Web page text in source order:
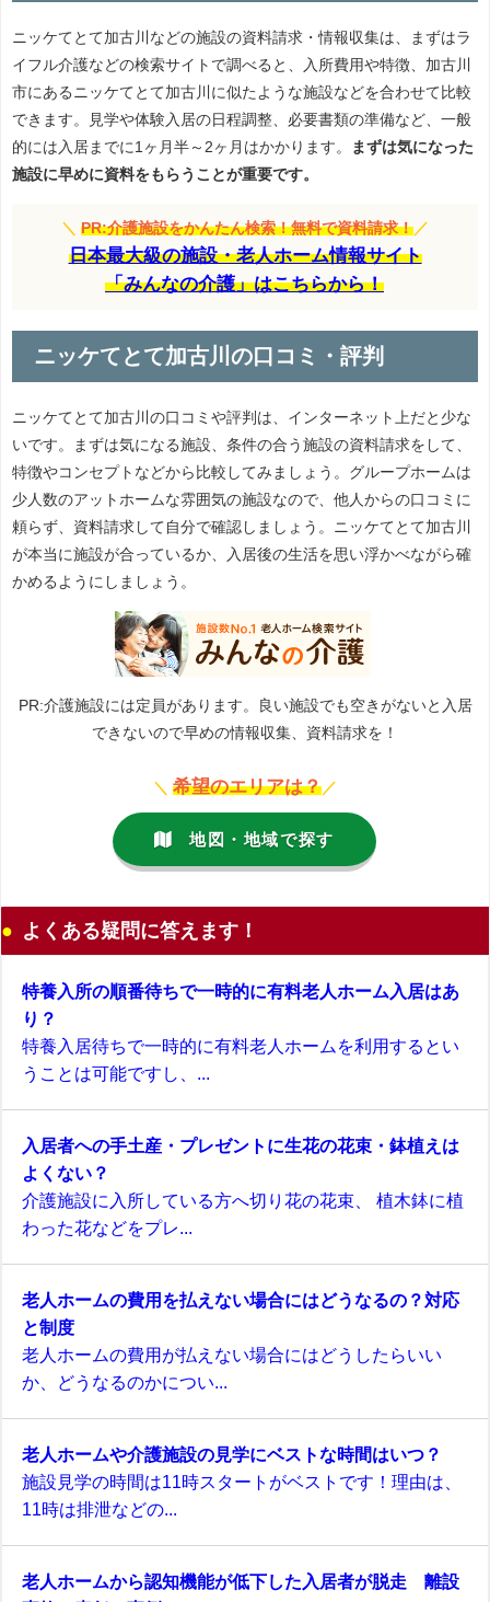
ニッケてとて加古川などの施設の資料請求・情報収集は、まずはラ
イフル介護などの検索サイトで調べると、入所費用や特徴、加古川
市にあるニッケてとて加古川に似たような施設などを合わせて比較
できます。見学や体験入居の日程調整、必要書類の準備など、一般
的には入居までに1ヶ月半～2ヶ月はかかります。
まずは気になった
施設に早めに資料をもらうことが重要です。
＼ PR:介護施設をかんたん検索！無料で資料請求！ ／
日本最大級の施設・老人ホーム情報サイト
「みんなの介護」はこちらから！
ニッケてとて加古川の口コミ・評判
ニッケてとて加古川の口コミや評判は、インターネット上だと少な
いです。まずは気になる施設、条件の合う施設の資料請求をして、
特徴やコンセプトなどから比較してみましょう。グループホームは
少人数のアットホームな雰囲気の施設なので、他人からの口コミに
頼らず、資料請求して自分で確認しましょう。ニッケてとて加古川
が本当に施設が合っているか、入居後の生活を思い浮かべながら確
かめるようにしましょう。
PR:介護施設には定員があります。良い施設でも空きがないと入居
できないので早めの情報収集、資料請求を！
＼ 希望のエリアは？ ／
地図・地域で探す
よくある疑問に答えます！
特養入所の順番待ちで一時的に有料老人ホーム入居はあ
り？
特養入居待ちで一時的に有料老人ホームを利用するとい
うことは可能ですし、...
入居者への手土産・プレゼントに生花の花束・鉢植えは
よくない？
介護施設に入所している方へ切り花の花束、 植木鉢に植
わった花などをプレ...
老人ホームの費用を払えない場合にはどうなるの？対応
と制度
老人ホームの費用が払えない場合にはどうしたらいい
か、どうなるのかについ...
老人ホームや介護施設の見学にベストな時間はいつ？
施設見学の時間は11時スタートがベストです！理由は、
11時は排泄などの...
老人ホームから認知機能が低下した入居者が脱走 離設